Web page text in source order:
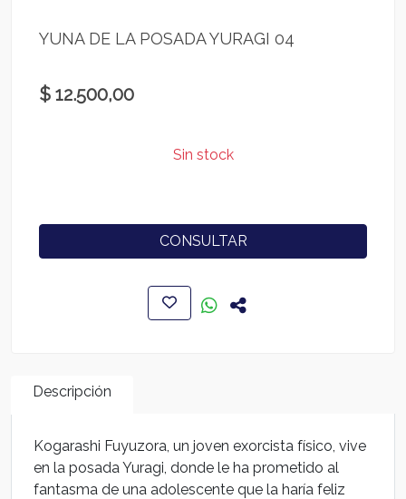
YUNA DE LA POSADA YURAGI 04
$ 12.500,00
Sin stock
CONSULTAR
Descripción
Kogarashi Fuyuzora, un joven exorcista físico, vive
en la posada Yuragi, donde le ha prometido al
fantasma de una adolescente que la haría feliz